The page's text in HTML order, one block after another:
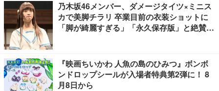
乃木坂46メンバー、ダメージタイツ×ミニス
カで美脚チラリ 卒業目前の衣装ショットに
「脚が綺麗すぎる」「永久保存版」と絶賛の
『映画ちいかわ 人魚の島のひみつ』ボンボ
ンドロップシールが入場者特典第2弾に！ 8
月8日から